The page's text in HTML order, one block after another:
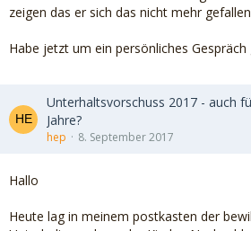
zeigen das er sich das nicht mehr
Habe jetzt um ein persönliches Gespräch
Unterhaltsvorschuss 2017 - auch
Jahre?
hep 8. September 2017
Hallo
Heute lag in meinem postkasten der